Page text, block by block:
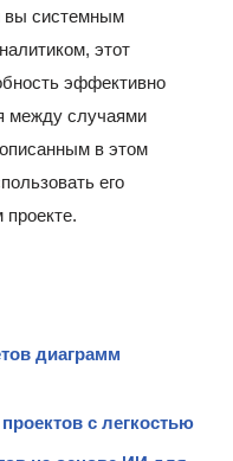
вы системным
этот
эффективно
между случаями
в этом
его
диаграмм
с легкостью